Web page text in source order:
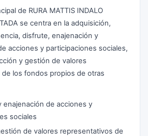
de RURA MATTIS INDALO
se centra en la adquisición,
disfrute, enajenación y
acciones y participaciones sociales,
y gestión de valores
los fondos propios de otras
enajenación de acciones y
sociales
de valores representativos de